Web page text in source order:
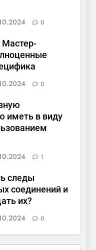
0
Мастер-
0
иметь в виду
1
следы
соединений и
их?
0